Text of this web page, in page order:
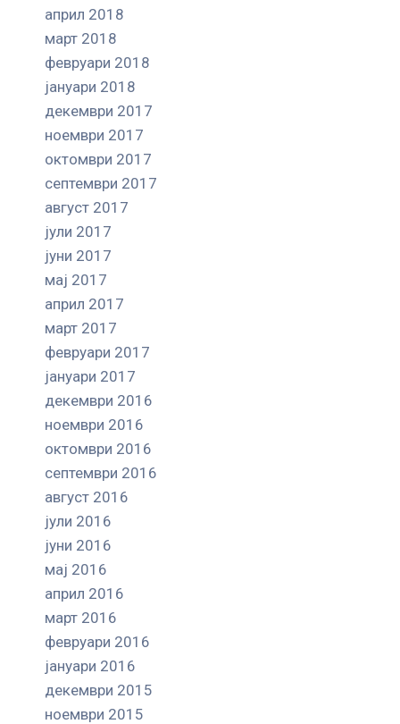
април 2018
март 2018
февруари 2018
јануари 2018
декември 2017
ноември 2017
октомври 2017
септември 2017
август 2017
јули 2017
јуни 2017
мај 2017
април 2017
март 2017
февруари 2017
јануари 2017
декември 2016
ноември 2016
октомври 2016
септември 2016
август 2016
јули 2016
јуни 2016
мај 2016
април 2016
март 2016
февруари 2016
јануари 2016
декември 2015
ноември 2015